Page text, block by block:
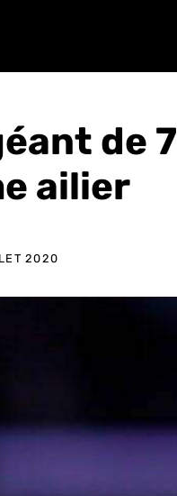
de
ailier
2020